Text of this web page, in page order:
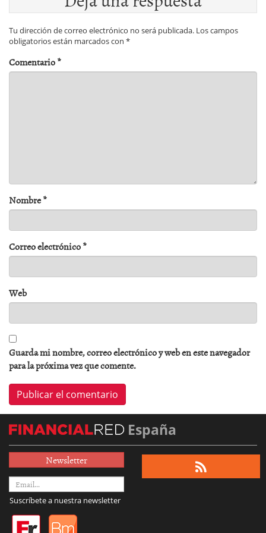
Tu dirección de correo electrónico no será publicada. Los campos
obligatorios están marcados con *
Comentario*
Nombre*
Correo electrónico*
Web
Guarda mi nombre, correo electrónico y web en este navegador
para la próxima vez que comente.
España
Newsletter
Suscríbete a nuestra newsletter